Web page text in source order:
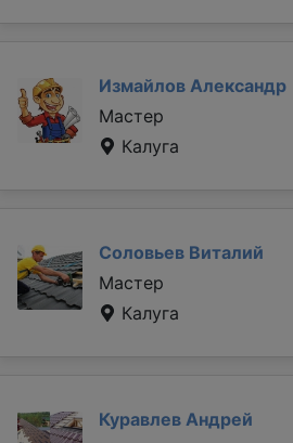
Измайлов Александр
Мастер
Калуга
Соловьев Виталий
Мастер
Калуга
Куравлев Андрей